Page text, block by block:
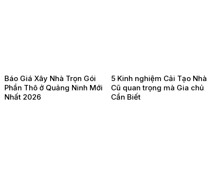
Báo Giá Xây Nhà Trọn Gói
Phần Thô ở Quảng Ninh Mới
Nhất 2026
5 Kinh nghiệm Cải Tạo Nhà
Cũ quan trọng mà Gia chủ
Cần Biết